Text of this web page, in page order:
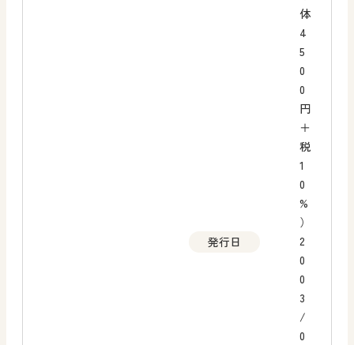
体
4
5
0
0
円
＋
税
1
0
%
）
発行日
2
0
0
3
/
0